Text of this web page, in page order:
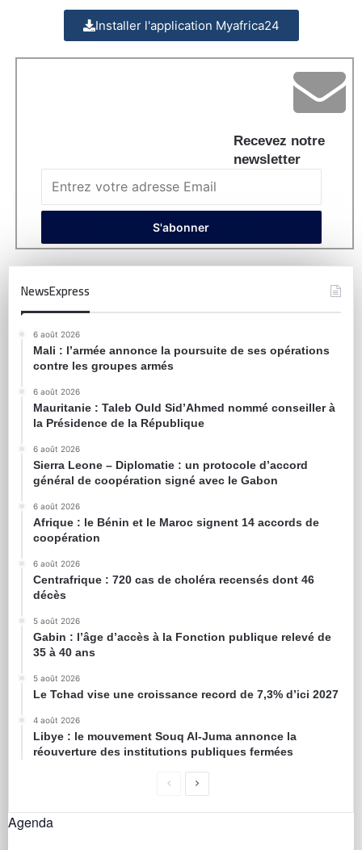
Installer l'application Myafrica24
Recevez notre
newsletter
NewsExpress
6 août 2026
Mali : l’armée annonce la poursuite de ses opérations
contre les groupes armés
6 août 2026
Mauritanie : Taleb Ould Sid’Ahmed nommé conseiller à
la Présidence de la République
6 août 2026
Sierra Leone – Diplomatie : un protocole d’accord
général de coopération signé avec le Gabon
6 août 2026
Afrique : le Bénin et le Maroc signent 14 accords de
coopération
6 août 2026
Centrafrique : 720 cas de choléra recensés dont 46
décès
5 août 2026
Gabin : l’âge d’accès à la Fonction publique relevé de
35 à 40 ans
5 août 2026
Le Tchad vise une croissance record de 7,3% d’ici 2027
4 août 2026
Libye : le mouvement Souq Al-Juma annonce la
réouverture des institutions publiques fermées
Agenda